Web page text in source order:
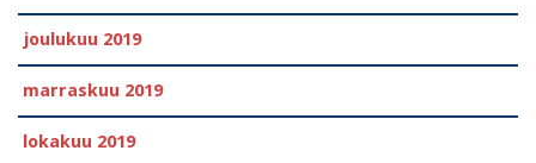
joulukuu 2019
marraskuu 2019
lokakuu 2019